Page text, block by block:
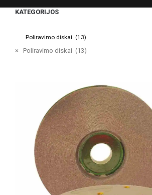
KATEGORIJOS
× Poliravimo diskai (13)